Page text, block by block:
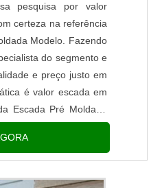
pesquisa por valor
certeza na referência
Modelo. Fazendo
do segmento e
e preço justo em
é valor escada em
Escada Pré Moldada
com armações